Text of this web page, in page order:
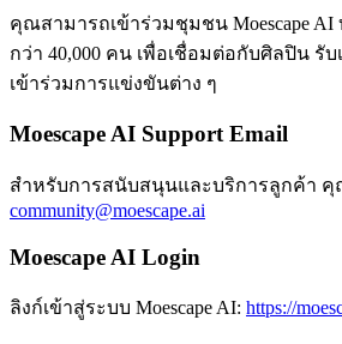
คุณสามารถเข้าร่วมชุมชน Moescape AI
กว่า 40,000 คน เพื่อเชื่อมต่อกับศิลปิน รั
เข้าร่วมการแข่งขันต่าง ๆ
Moescape AI Support Email
สำหรับการสนับสนุนและบริการลูกค้า
community@moescape.ai
Moescape AI Login
ลิงก์เข้าสู่ระบบ Moescape AI: https://